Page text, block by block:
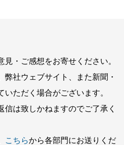
・ご感想をお寄せください。
弊社ウェブサイト、また新聞・
ただく場合がございます。
は致しかねますのでご了承く
こちらから各部門にお送りくだ